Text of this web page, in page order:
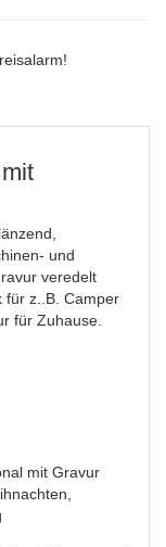
und
veredelt
für z..B. Camper
für Zuhause.
mit Gravur